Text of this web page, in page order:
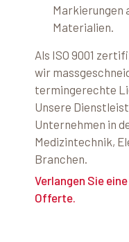
Markierungen
Materialien.
Als ISO 9001
wir
termingerechte
Unsere
Unternehmen in
Medizintechnik,
Branchen.
Verlangen Sie
Offerte.